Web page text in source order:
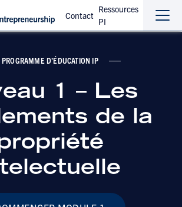
Contact
Ressources
PI
the
the
PROGRAMME D’ÉDUCATION IP
1 – Les
de la